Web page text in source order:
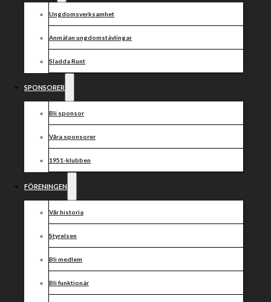
Ungdomsverksamhet
Anmälan ungdomstävlingar
Sladda Runt
SPONSORER
Bli sponsor
Våra sponsorer
1951-klubben
FÖRENINGEN
Vår historia
Styrelsen
Bli medlem
Bli funktionär